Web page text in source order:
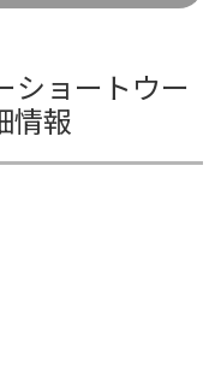
ショートウー
情報